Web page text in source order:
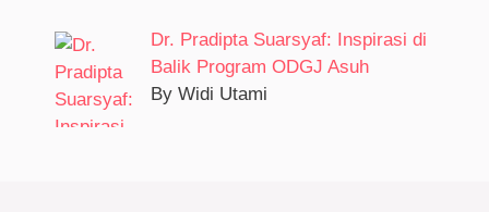
Dr. Pradipta Suarsyaf: Inspirasi di
Balik Program ODGJ Asuh
By Widi Utami